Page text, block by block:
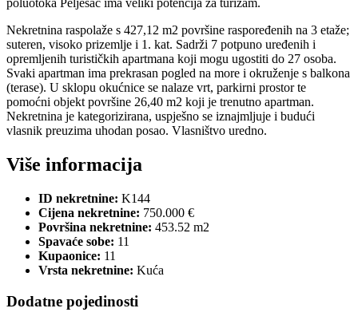
poluotoka Pelješac ima veliki potencija za turizam.
Nekretnina raspolaže s 427,12 m2 površine raspoređenih na 3 etaže;
suteren, visoko prizemlje i 1. kat. Sadrži 7 potpuno uređenih i
opremljenih turističkih apartmana koji mogu ugostiti do 27 osoba.
Svaki apartman ima prekrasan pogled na more i okruženje s balkona
(terase). U sklopu okućnice se nalaze vrt, parkirni prostor te
pomoćni objekt površine 26,40 m2 koji je trenutno apartman.
Nekretnina je kategorizirana, uspješno se iznajmljuje i budući
vlasnik preuzima uhodan posao. Vlasništvo uredno.
Više informacija
ID nekretnine: K144
Cijena nekretnine: 750.000 €
Površina nekretnine: 453.52 m2
Spavaće sobe: 11
Kupaonice: 11
Vrsta nekretnine: Kuća
Dodatne pojedinosti